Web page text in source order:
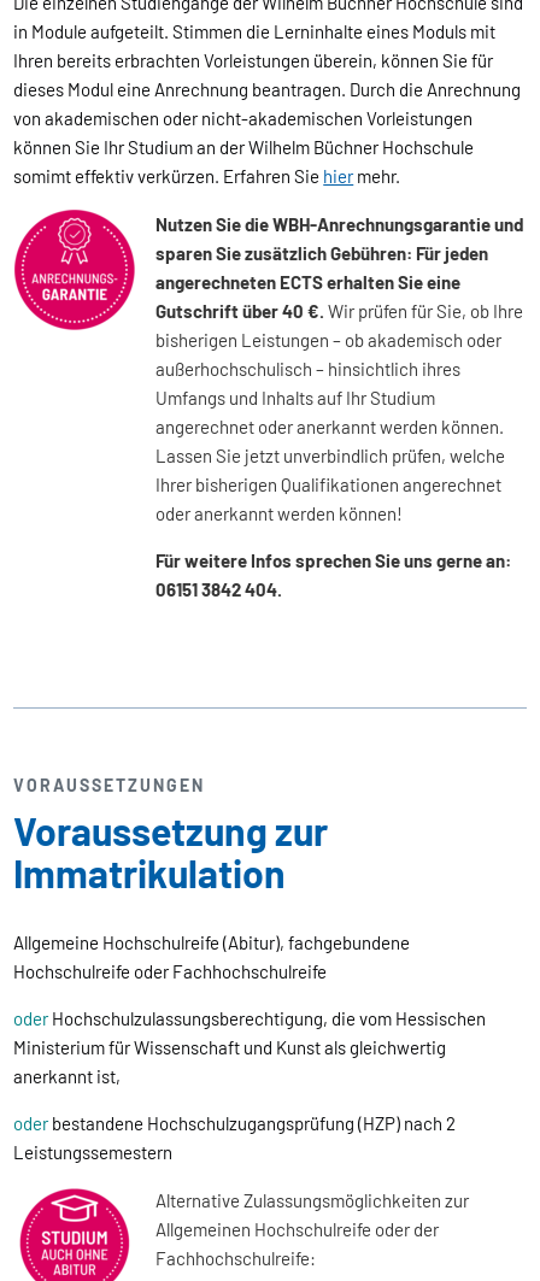
in Module aufgeteilt. Stimmen die Lerninhalte eines Moduls mit
Ihren bereits erbrachten Vorleistungen überein, können Sie für
dieses Modul eine Anrechnung beantragen. Durch die Anrechnung
von akademischen oder nicht-akademischen Vorleistungen
können Sie Ihr Studium an der Wilhelm Büchner Hochschule
somimt effektiv verkürzen. Erfahren Sie hiermehr.
Nutzen Sie die WBH-Anrechnungsgarantie und
sparen Sie zusätzlich Gebühren: Für jeden
angerechneten ECTS erhalten Sie eine
Gutschrift über 40 €.Wir prüfen für Sie, ob Ihre
bisherigen Leistungen – ob akademisch oder
außerhochschulisch – hinsichtlich ihres
Umfangs und Inhalts auf Ihr Studium
angerechnet oder anerkannt werden können.
Lassen Sie jetzt unverbindlich prüfen, welche
Ihrer bisherigen Qualifikationen angerechnet
oder anerkannt werden können!
Für weitere Infos sprechen Sie uns gerne an:
06151 3842 404.
VORAUSSETZUNGEN
Voraussetzung zur
Immatrikulation
Allgemeine Hochschulreife (Abitur), fachgebundene
Hochschulreife oder Fachhochschulreife
oderHochschulzulassungsberechtigung, die vom Hessischen
Ministerium für Wissenschaft und Kunst als gleichwertig
anerkannt ist,
oderbestandene Hochschulzugangsprüfung (HZP) nach 2
Leistungssemestern
Alternative Zulassungsmöglichkeiten zur
Allgemeinen Hochschulreife oder der
Fachhochschulreife: